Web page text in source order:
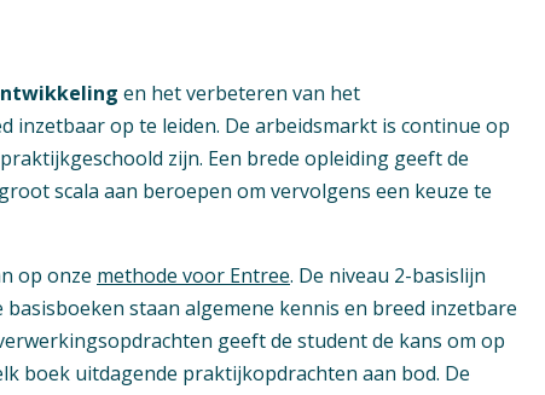
en het verbeteren van het
op te leiden. De arbeidsmarkt is continue op
zijn. Een brede opleiding geeft de
scala aan beroepen om vervolgens een keuze te
op onze methode voor Entree. De niveau 2-basislijn
basisboeken staan algemene kennis en breed inzetbare
geeft de student de kans om op
boek uitdagende praktijkopdrachten aan bod. De